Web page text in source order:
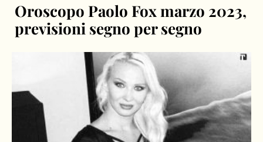
Oroscopo Paolo Fox marzo 2023,
previsioni segno per segno